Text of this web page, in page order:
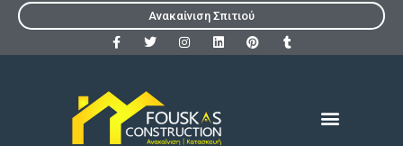
Ανακαίνιση Σπιτιού